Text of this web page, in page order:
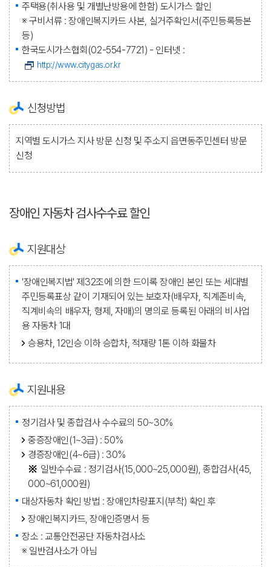
주택용(취사용 및 개별난방용에 한함) 도시가스 할인
※ 구비서류 : 장애인복지카드 사본, 실거주확인서(주민등록등본
등)
한국도시가스협회(02-554-7721) - 인터넷 :
http://www.citygas.or.kr
신청방법
지역별 도시가스 지사 방문 신청 및 주소지 읍면동주민센터 방문
신청
장애인 자동차 검사수수료 할인
지원대상
'장애인복지법' 제32조에 의한 드이록 장애인 본인 또는 세대별
주민등록표상 같이 기재되어 있는 보호자(배우자, 직계존비속,
직계비속의 배우자, 형제, 자매)의 명의로 등록된 아래의 비사업
용 자동차 1대
승용차, 12인승 이하 승합차, 적재량 1톤 이하 화물차
지원내용
정기검사 및 종합검사 수수료의 50~30%
중증장애인(1~3급) : 50%
경증장애인(4~6급) : 30%
일반수수료 : 정기검사(15,000~25,000원), 종합검사(45,
000~61,000원)
대상자동차 확인 방법 : 장애인차량표지(부착) 확인 후
장애인복지카드, 장애인증명서 등
장소 : 교통안전공단 자동차검사소
※ 일반검사소가 아님